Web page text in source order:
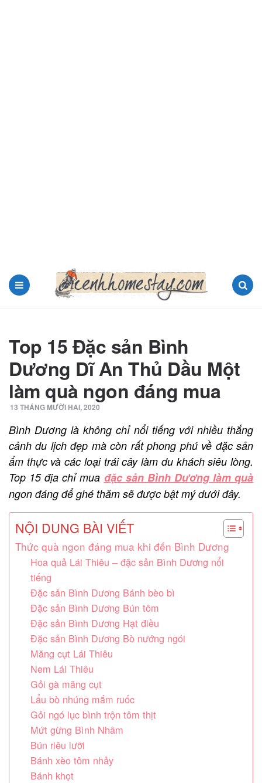
Top 15 Đặc sản Bình
Dương Dĩ An Thủ Dầu Một
làm quà ngon đáng mua
13 THÁNG MƯỜI HAI, 2020
Bình Dương là không chỉ nổi tiếng với nhiều thắng
cảnh du lịch đẹp mà còn rất phong phú về đặc sản
ẩm thực và các loại trái cây làm du khách siêu lòng.
Top 15 địa chỉ mua đặc sản Bình Dương làm quà
ngon đáng để ghé thăm sẽ được bật mý dưới đây.
NỘI DUNG BÀI VIẾT
Thức quà ngon đáng mua khi đến Bình Dương
Hoa quả Lái Thiêu – đặc sản Bình Dương nổi
tiếng
Đặc sản Bình Dương Bánh bèo bì
Đặc sản Bình Dương Bún tôm
Đặc sản Bình Dương Hạt điều
Đặc sản Bình Dương Bò nướng ngói
Măng cụt Lái Thiêu
Nem Lái Thiêu
Gỏi gà măng cụt
Lẩu bò nhúng mắm ruốc
Gỏi ngó lục bình trộn tôm thịt
Mứt gừng Bình Nhâm
Bún riêu lưỡi
Bánh xèo tôm nhảy
Bánh khọt